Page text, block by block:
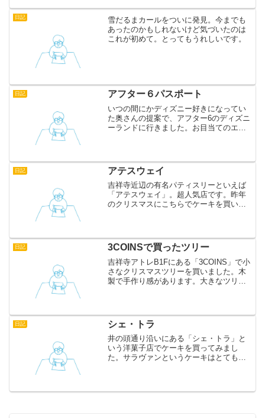
日記
雪だるまカールをついに発見。今までも
あったのかもしれないけど気づいたのは
これが初めて。とってもうれしいです。
日記 アフター６パスポート
いつの間にかディズニー好きになってい
た奥さんの提案で、アフター6のディズニ
ーランドに行きました。お目当てのエレ
んだと悲壮感に苛まれま...
日記 アテスウェイ
吉祥寺近辺の有名パティスリーといえば
「アテスウェイ」。超人気店です。昨年
のクリスマスにこちらでケーキを買いた
た。さすが親。さすがアテス...
日記 3COINSで買ったツリー
吉祥寺アトレB1Fにある「3COINS」で小
さなクリスマスツリーを買いました。木
製で手作り感があります。大きなツリー
日記 シェ・トラ
井の頭通り沿いにある「シェ・トラ」と
いう洋菓子店でケーキを買ってみまし
た。サラヴァンというケーキはとてもジ
した食事メニューもあるよう...